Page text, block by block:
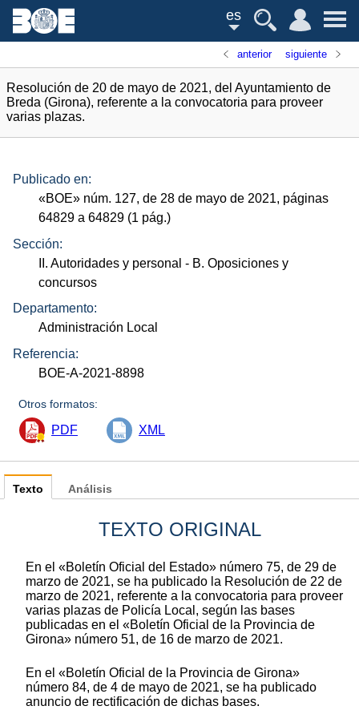
es
anterior siguiente
Resolución de 20 de mayo de 2021, del Ayuntamiento de
Breda (Girona), referente a la convocatoria para proveer
varias plazas.
Publicado en:
«BOE» núm. 127, de 28 de mayo de 2021, páginas
64829 a 64829 (1 pág.)
Sección:
II. Autoridades y personal - B. Oposiciones y
concursos
Departamento:
Administración Local
Referencia:
BOE-A-2021-8898
Otros formatos:
PDF XML
Texto
TEXTO ORIGINAL
En el «Boletín Oficial del Estado» número 75, de 29 de
marzo de 2021, se ha publicado la Resolución de 22 de
marzo de 2021, referente a la convocatoria para proveer
varias plazas de Policía Local, según las bases
publicadas en el «Boletín Oficial de la Provincia de
Girona» número 51, de 16 de marzo de 2021.
En el «Boletín Oficial de la Provincia de Girona»
número 84, de 4 de mayo de 2021, se ha publicado
anuncio de rectificación de dichas bases.
Análisis